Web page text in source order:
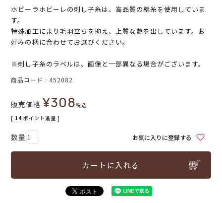
ホビーラホビーレの刺し子糸は、高品質の綿糸を使用していま
す。
特殊加工により毛羽立ちを抑え、上質な艶を出しています。お
好みの柄に合わせてお選びください。
※刺し子糸のラベルは、画像と一部異なる場合がございます。
商品コード 452082
販売価格 ¥308税込
[ 14 ポイント進呈 ]
お気に入りに登録する
カートに入れる